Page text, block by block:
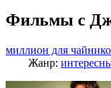
Фильмы с
миллион для
Жанр: